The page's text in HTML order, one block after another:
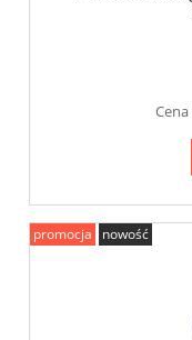
promocja nowość